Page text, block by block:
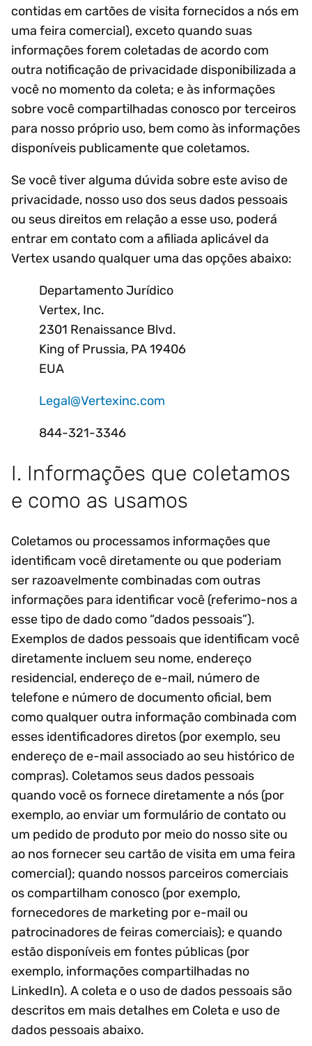
contidas em cartões de visita fornecidos a nós em
uma feira comercial), exceto quando suas
informações forem coletadas de acordo com
outra notificação de privacidade disponibilizada a
você no momento da coleta; e às informações
sobre você compartilhadas conosco por terceiros
para nosso próprio uso, bem como às informações
disponíveis publicamente que coletamos.
Se você tiver alguma dúvida sobre este aviso de
privacidade, nosso uso dos seus dados pessoais
ou seus direitos em relação a esse uso, poderá
entrar em contato com a afiliada aplicável da
Vertex usando qualquer uma das opções abaixo:
Departamento Jurídico
Vertex, Inc.
2301 Renaissance Blvd.
King of Prussia, PA 19406
EUA
Legal@Vertexinc.com
844-321-3346
I. Informações que coletamos
e como as usamos
Coletamos ou processamos informações que
identificam você diretamente ou que poderiam
ser razoavelmente combinadas com outras
informações para identificar você (referimo-nos a
esse tipo de dado como “dados pessoais”).
Exemplos de dados pessoais que identificam você
diretamente incluem seu nome, endereço
residencial, endereço de e-mail, número de
telefone e número de documento oficial, bem
como qualquer outra informação combinada com
esses identificadores diretos (por exemplo, seu
endereço de e-mail associado ao seu histórico de
compras). Coletamos seus dados pessoais
quando você os fornece diretamente a nós (por
exemplo, ao enviar um formulário de contato ou
um pedido de produto por meio do nosso site ou
ao nos fornecer seu cartão de visita em uma feira
comercial); quando nossos parceiros comerciais
os compartilham conosco (por exemplo,
fornecedores de marketing por e-mail ou
patrocinadores de feiras comerciais); e quando
estão disponíveis em fontes públicas (por
exemplo, informações compartilhadas no
LinkedIn). A coleta e o uso de dados pessoais são
descritos em mais detalhes em Coleta e uso de
dados pessoais abaixo.